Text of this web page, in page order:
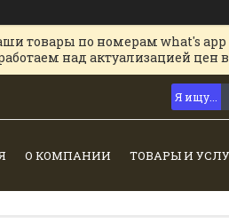
товары по номерам what's app
над актуализацией цен
О КОМПАНИИ ТОВАРЫ И